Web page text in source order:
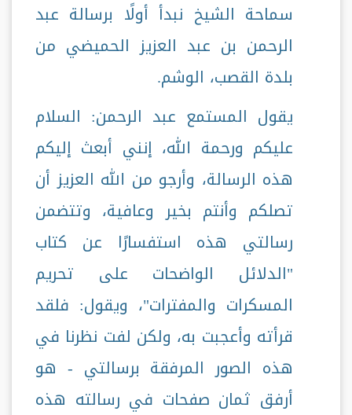
سماحة الشيخ نبدأ أولًا برسالة عبد
الرحمن بن عبد العزيز الحميضي من
بلدة القصب، الوشم.
يقول المستمع عبد الرحمن: السلام
عليكم ورحمة الله، إنني أبعث إليكم
هذه الرسالة، وأرجو من الله العزيز أن
تصلكم وأنتم بخير وعافية، وتتضمن
رسالتي هذه استفسارًا عن كتاب
"الدلائل الواضحات على تحريم
المسكرات والمفترات"، ويقول: فلقد
قرأته وأعجبت به، ولكن لفت نظرنا في
هذه الصور المرفقة برسالتي - هو
أرفق ثمان صفحات في رسالته هذه